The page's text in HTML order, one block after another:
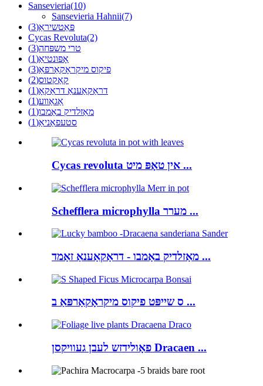
Sansevieria(10)
Sansevieria Hahnii(7)
פּאַטשיראַ(3)
Cycas Revoluta(2)
טרי משפּחה(3)
אָפּונטיאַ(1)
פיקוס מיקראָקאַרפּאַ(3)
קאַקטוס(2)
דראַקאַענאַ דראַקאָ(1)
אַגאַווע(1)
מאַזלדיק באַמבו(1)
סטעפאַניאַ(1)
Cycas revoluta אין טאָפּ מיט ...
Schefflera microphylla מערר ...
מאַזלדיק באַמבו - דראַקאַענאַ זאַמד ...
ס שייפּט פיקוס מיקראָקאַרפּאַ ב ...
פאָולידזש לעבן געוויקסן Dracaen ...